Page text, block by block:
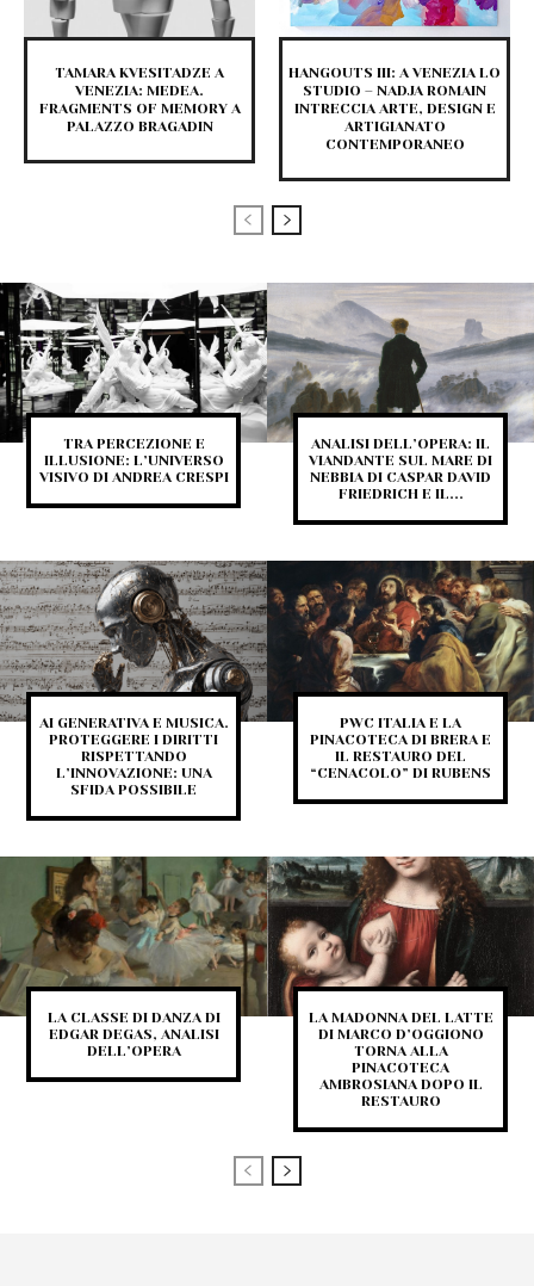
TAMARA KVESITADZE A
VENEZIA: MEDEA.
FRAGMENTS OF MEMORY A
PALAZZO BRAGADIN
HANGOUTS III: A VENEZIA LO
STUDIO – NADJA ROMAIN
INTRECCIA ARTE, DESIGN E
ARTIGIANATO
CONTEMPORANEO
TRA PERCEZIONE E
ILLUSIONE: L’UNIVERSO
VISIVO DI ANDREA CRESPI
ANALISI DELL’OPERA: IL
VIANDANTE SUL MARE DI
NEBBIA DI CASPAR DAVID
FRIEDRICH E IL...
AI GENERATIVA E MUSICA.
PROTEGGERE I DIRITTI
RISPETTANDO
L’INNOVAZIONE: UNA
SFIDA POSSIBILE
PWC ITALIA E LA
PINACOTECA DI BRERA E
IL RESTAURO DEL
“CENACOLO” DI RUBENS
LA CLASSE DI DANZA DI
EDGAR DEGAS, ANALISI
DELL’OPERA
LA MADONNA DEL LATTE
DI MARCO D’OGGIONO
TORNA ALLA
PINACOTECA
AMBROSIANA DOPO IL
RESTAURO